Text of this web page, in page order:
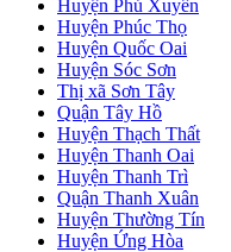
Huyện Phú Xuyên
Huyện Phúc Thọ
Huyện Quốc Oai
Huyện Sóc Sơn
Thị xã Sơn Tây
Quận Tây Hồ
Huyện Thạch Thất
Huyện Thanh Oai
Huyện Thanh Trì
Quận Thanh Xuân
Huyện Thường Tín
Huyện Ứng Hòa